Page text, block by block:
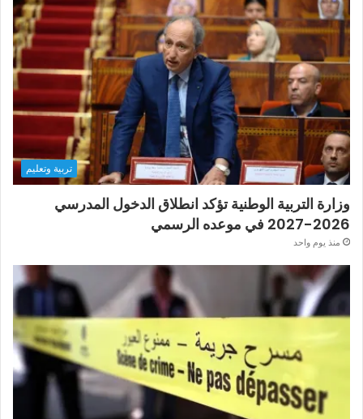
تربية وتعليم
وزارة التربية الوطنية تؤكد انطلاق الدخول المدرسي
2026-2027 في موعده الرسمي
منذ يوم واحد